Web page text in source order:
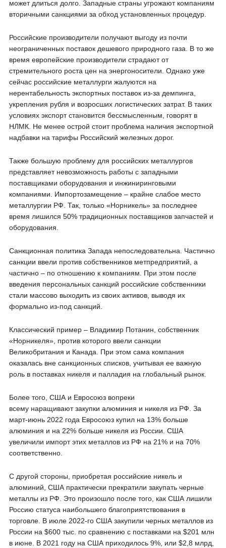
может длиться долго. Западные страны угрожают компаниям
вторичными санкциями за обход установленных процедур.
Российские производители получают выгоду из почти
неограниченных поставок дешевого природного газа. В то же
время европейские производители страдают от
стремительного роста цен на энергоносители. Однако уже
сейчас российские металлурги жалуются на
нерентабельность экспортных поставок из-за демпинга,
укрепления рубля и возросших логистических затрат. В таких
условиях экспорт становится бессмысленным, говорят в
НЛМК. Не менее острой стоит проблема наличия экспортной
надбавки на тарифы Российский железных дорог.
Также большую проблему для российских металлургов
представляет невозможность работы с западными
поставщиками оборудования и инжиниринговыми
компаниями. Импортозамещение – крайне слабое место
металлургии РФ. Так, только «Норникель» за последнее
время лишился 50% традиционных поставщиков запчастей и
оборудования.
Санкционная политика Запада непоследовательна. Частично
санкции ввели против собственников метпредприятий, а
частично – по отношению к компаниям. При этом после
введения персональных санкций российские собственники
стали массово выходить из своих активов, выводя их
формально из-под санкций.
Классический пример – Владимир Потанин, собственник
«Норникеля», против которого ввели санкции
Великобритания и Канада. При этом сама компания
оказалась вне санкционных списков, учитывая ее важную
роль в поставках никеля и палладия на глобальный рынок.
Более того, США и Евросоюз вопреки
всему наращивают закупки алюминия и никеля из РФ. За
март-июнь 2022 года Евросоюз купил на 13% больше
алюминия и на 22% больше никеля из России. США
увеличили импорт этих металлов из РФ на 21% и на 70%
соответственно.
С другой стороны, приобретая российские никель и
алюминий, США практически прекратили закупать черные
металлы из РФ. Это произошло после того, как США лишили
Россию статуса наибольшего благоприятствования в
торговле. В июле 2022-го США закупили черных металлов из
России на $600 тыс. по сравнению с поставками на $201 млн
в июне. В 2021 году на США приходилось 9%, или $2,8 млрд,